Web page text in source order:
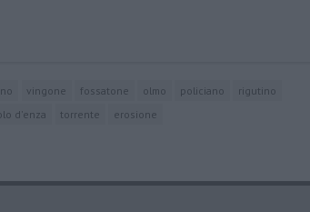
vingone fossatone olmo policiano
rigutino
d'enza torrente erosione